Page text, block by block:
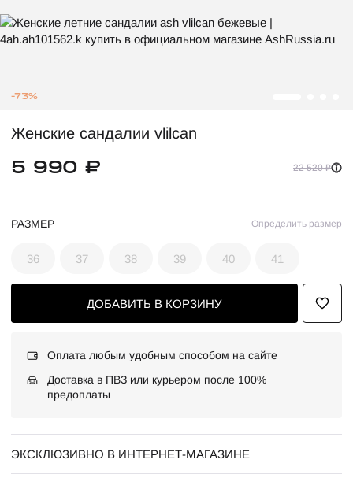
-73%
Женские сандалии vlilcan
5 990 ₽ 22 520 ₽
РАЗМЕР Определить размер
36 37 38 39 40 41
ДОБАВИТЬ В КОРЗИНУ
Оплата любым удобным способом на сайте
Доставка в ПВЗ или курьером после 100%
предоплаты
ЭКСКЛЮЗИВНО В ИНТЕРНЕТ-МАГАЗИНЕ